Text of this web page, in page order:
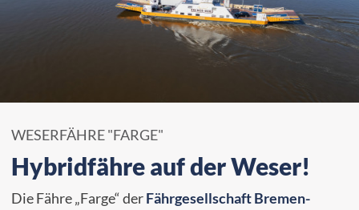
WESERFÄHRE "FARGE"
Hybridfähre auf der Weser!
Die Fähre „Farge“ derFährgesellschaft Bremen-